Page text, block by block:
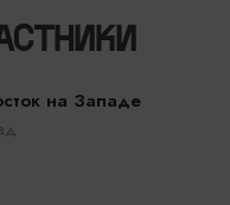
на Западе